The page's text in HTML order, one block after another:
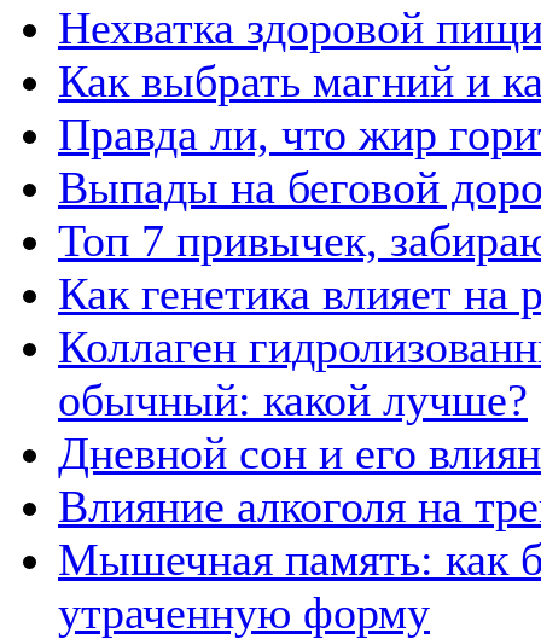
Нехватка здоровой
Как выбрать магний и
Правда ли, что жир
Выпады на беговой
Топ 7 привычек,
Как генетика влияет
Коллаген
обычный: какой лучше?
Дневной сон и его
Влияние алкоголя на
Мышечная память: как
утраченную форму